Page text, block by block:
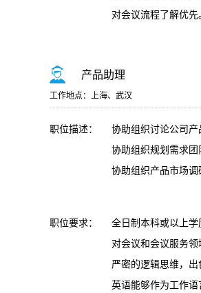
对会议流程了解优先
产品助理
工作地点：上海、武汉
职位描述：
协助组织讨论公司产
协助组织规划需求团
协助组织产品市场调
职位要求：
全日制本科或以上学
对会议和会议服务领
严密的逻辑思维，出
英语能够作为工作语